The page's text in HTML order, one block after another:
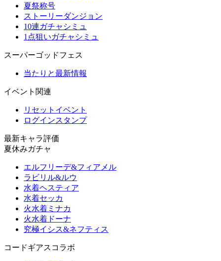
夏祭称号
ストーリーダンジョン
10連ガチャシミュ
1点狙いガチャシミュ
スーパーゴッドフェス
当たりと最新情報
イベント関連
リセットイベント
ログインスタンプ
最新キャラ評価
夏休みガチャ
エルフリーデ&フィアメル
ラビリル&ルウ
水着ヘスティア
水着セッカ
火水着ミナカ
火水着ドーナ
究極イシス&ネフティス
コードギアスコラボ